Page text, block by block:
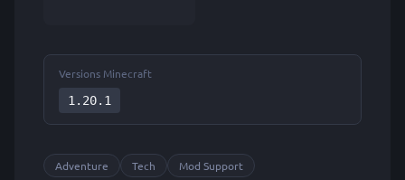
Versions Minecraft
1.20.1
Adventure Tech Mod Support